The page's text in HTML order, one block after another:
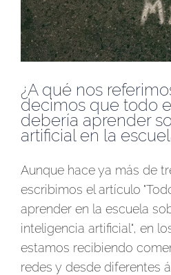
¿A qué nos
decimos que todo
debería aprender
artificial en la
Aunque hace ya más de
escribimos el artículo
aprender en la escuela
inteligencia artificial", en
estamos recibiendo
redes y desde diferentes